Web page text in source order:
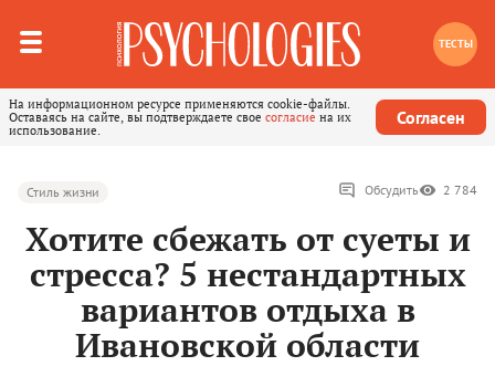
ТЕСТЫ
На информационном ресурсе применяются cookie-файлы.
Оставаясь на сайте, вы подтверждаете свое согласие на их
использование.
Согласен
Стиль жизни Обсудить 2 784
Хотите сбежать от суеты и
стресса? 5 нестандартных
вариантов отдыха в
Ивановской области